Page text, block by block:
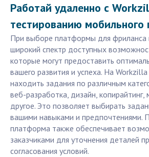
Работай удаленно с
тестированию мобильного
При выборе платформы для фриланса
широкий спектр доступных
которые могут предоставить
вашего развития и успеха. На
находить задания по различным
веб-разработка, дизайн, копирайтинг,
другое. Это позволяет выбирать
вашими навыками и предпочтениями.
платформа также обеспечивает
заказчиками для уточнения деталей
согласования условий.